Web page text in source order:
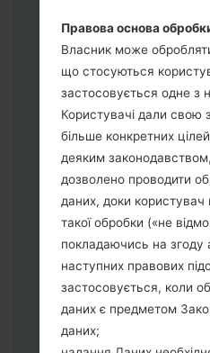
прошивки тут)
прошивки тут)
AP: "System &
CP: "Modem &
CSC_***: "Country
HOME_CSC_***:
Operator"
Додайте усі файли
Якщо ви хочете
скинути до
оберіть
виберіть
збереження Ваших
Тепер вимкніть
"Download"
Правова основа
Власник може
що стосуються
застосовується одне з
Користувачі дали свою
більше конкретних
деяким
дозволено проводити
даних, доки користувач
такої обробки («не
покладаючись на згоду
наступних правових
застосовується, коли
даних є предметом
даних;